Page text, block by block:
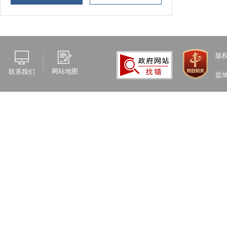
联系我们 网站地图
版
盐